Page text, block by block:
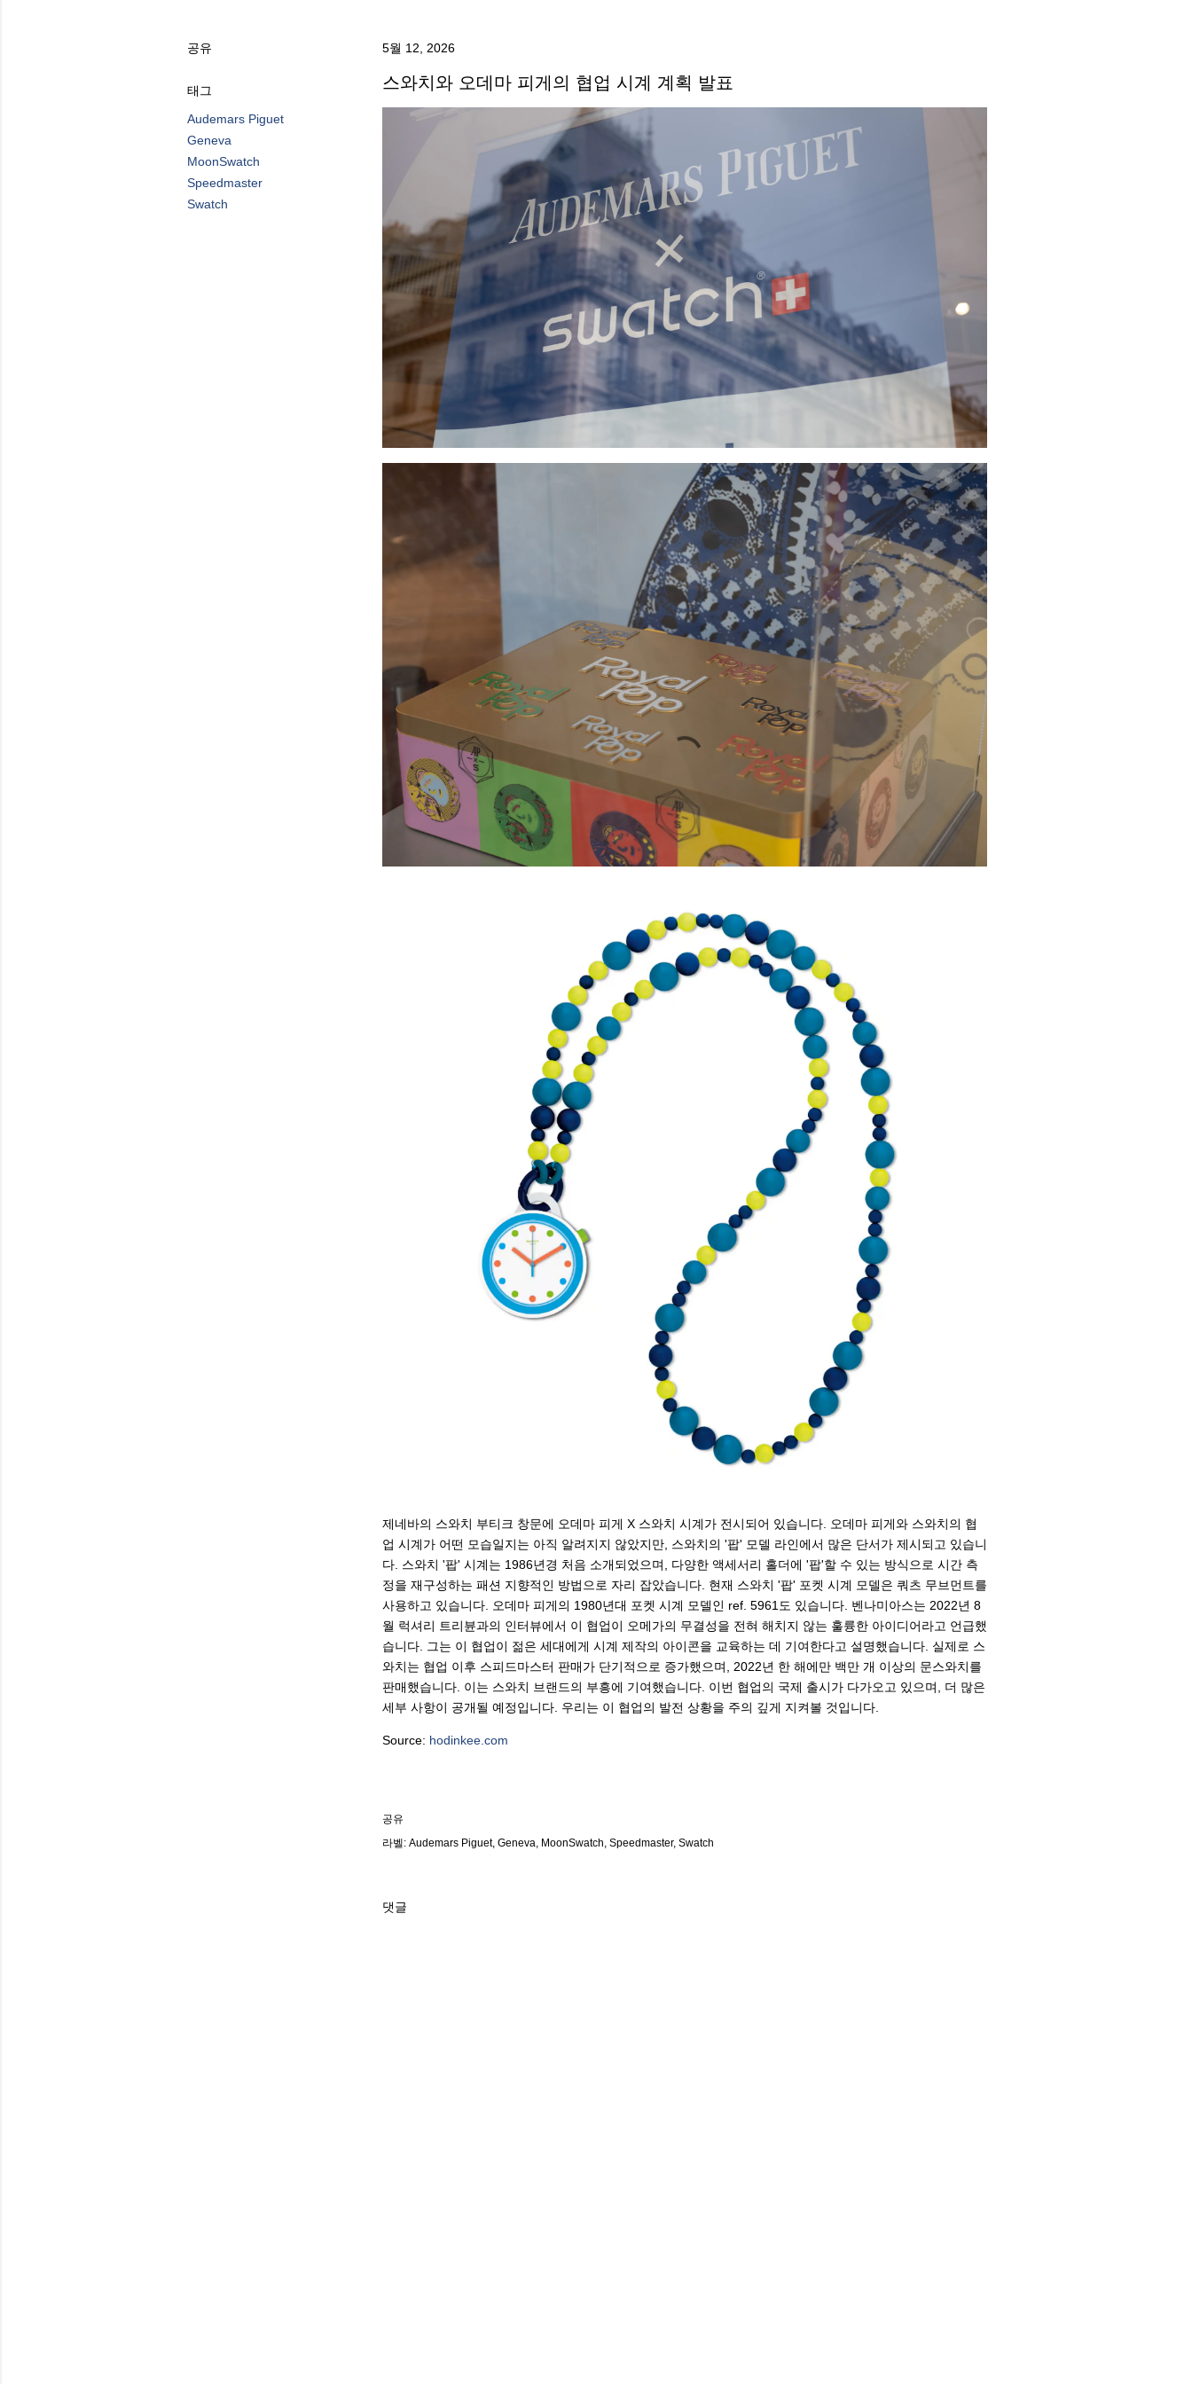
공유
태그
Audemars Piguet
Geneva
MoonSwatch
Speedmaster
Swatch
5월 12, 2026
스와치와 오데마 피게의 협업 시계 계획 발표
제네바의 스와치 부티크 창문에 오데마 피게 X 스와치 시계가 전시되어 있습니다. 오데마 피게와 스와치의 협
업 시계가 어떤 모습일지는 아직 알려지지 않았지만, 스와치의 '팝' 모델 라인에서 많은 단서가 제시되고 있습니
다. 스와치 '팝' 시계는 1986년경 처음 소개되었으며, 다양한 액세서리 홀더에 '팝'할 수 있는 방식으로 시간 측
정을 재구성하는 패션 지향적인 방법으로 자리 잡았습니다. 현재 스와치 '팝' 포켓 시계 모델은 쿼츠 무브먼트를
사용하고 있습니다. 오데마 피게의 1980년대 포켓 시계 모델인 ref. 5961도 있습니다. 벤나미아스는 2022년 8
월 럭셔리 트리뷴과의 인터뷰에서 이 협업이 오메가의 무결성을 전혀 해치지 않는 훌륭한 아이디어라고 언급했
습니다. 그는 이 협업이 젊은 세대에게 시계 제작의 아이콘을 교육하는 데 기여한다고 설명했습니다. 실제로 스
와치는 협업 이후 스피드마스터 판매가 단기적으로 증가했으며, 2022년 한 해에만 백만 개 이상의 문스와치를
판매했습니다. 이는 스와치 브랜드의 부흥에 기여했습니다. 이번 협업의 국제 출시가 다가오고 있으며, 더 많은
세부 사항이 공개될 예정입니다. 우리는 이 협업의 발전 상황을 주의 깊게 지켜볼 것입니다.
Source: hodinkee.com
공유
라벨: Audemars Piguet Geneva MoonSwatch Speedmaster Swatch
댓글